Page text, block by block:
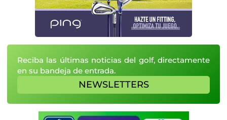
Reciba las últimas noticias del golf, directamente
en su bandeja de entrada.
NEWSLETTERS